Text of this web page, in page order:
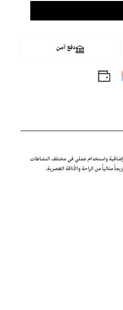
دفع آمن
إضافية واستخدام عملي في مختلف النشاطات
مثالياً من الراحة والأناقة العصرية.